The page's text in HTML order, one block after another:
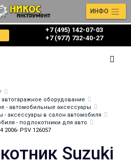
+7 (495) 142-07-03
‎‎+7 (977) 732-40-27
ИНФО
автогаражное оборудование
- автомобильные аксессуары
аксессуары в салон автомобиля
- подлокотники для авто
PSV 126057
Suzuki